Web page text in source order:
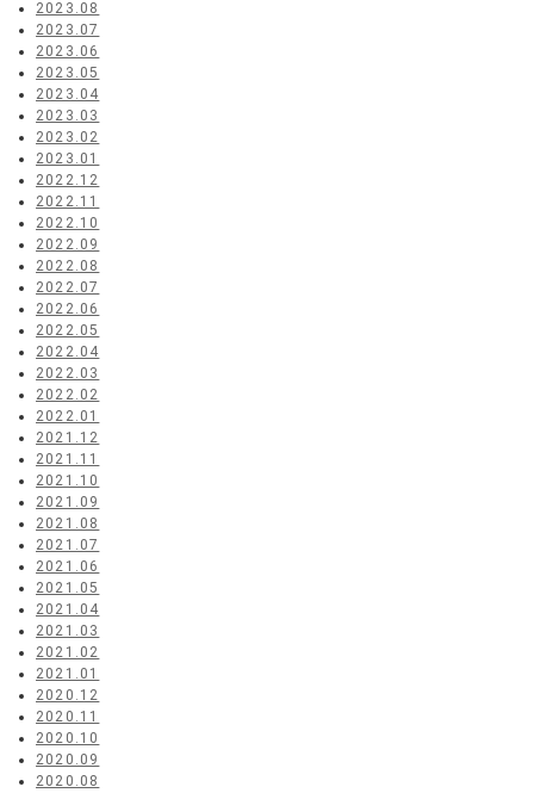
2023.08
2023.07
2023.06
2023.05
2023.04
2023.03
2023.02
2023.01
2022.12
2022.11
2022.10
2022.09
2022.08
2022.07
2022.06
2022.05
2022.04
2022.03
2022.02
2022.01
2021.12
2021.11
2021.10
2021.09
2021.08
2021.07
2021.06
2021.05
2021.04
2021.03
2021.02
2021.01
2020.12
2020.11
2020.10
2020.09
2020.08